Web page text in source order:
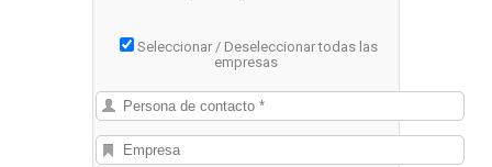
Seleccionar / Deseleccionar todas las
empresas